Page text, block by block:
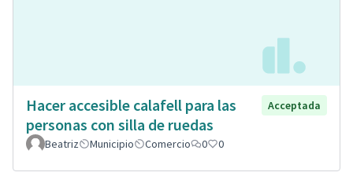
Hacer accesible calafell para las
personas con silla de ruedas
Acceptada
Beatriz Municipio Comercio 0 0